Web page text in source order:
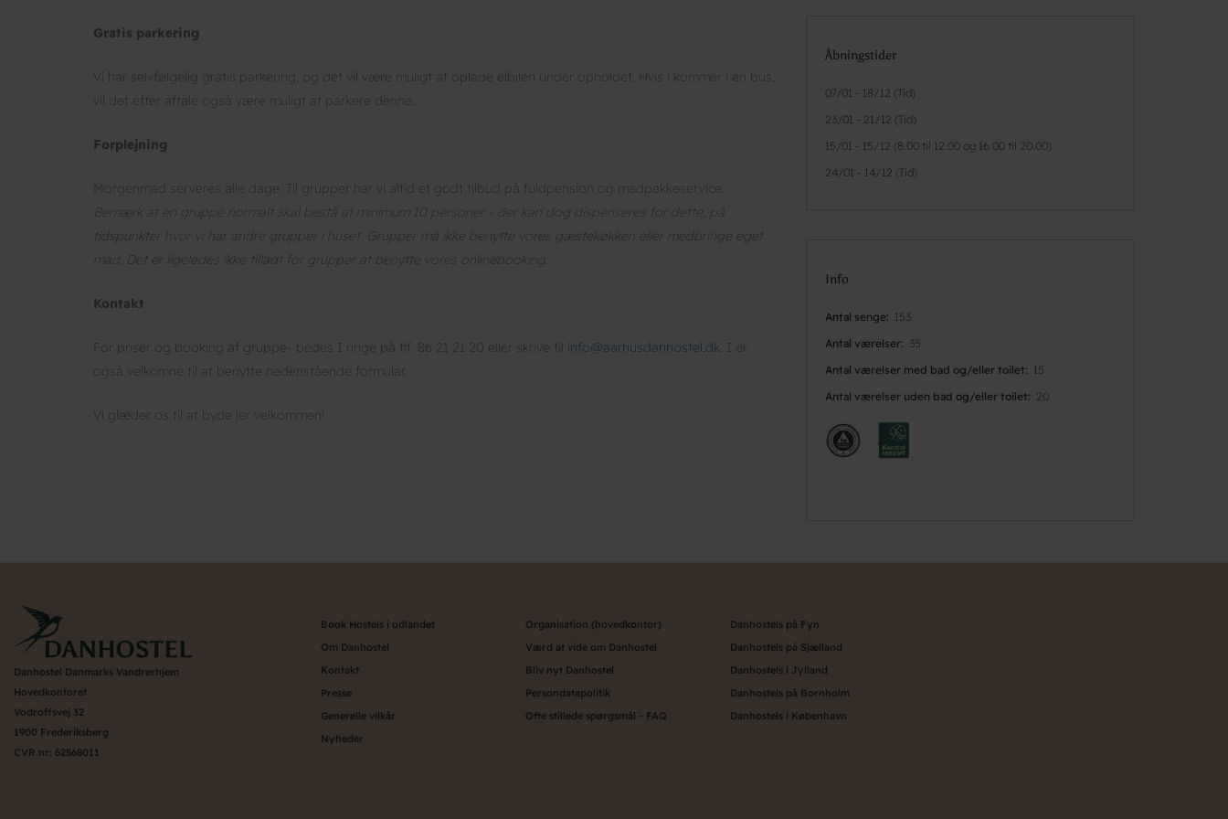
Gratis parkering
Vi har selvfølgelig gratis parkering, og det vil være muligt at oplade elbilen under opholdet. Hvis i kommer i en bus,
vil det efter aftale også være muligt at parkere denne.
Forplejning
Morgenmad serveres alle dage. Til grupper har vi altid et godt tilbud på fuldpension og madpakkeservice.
Bemærk at en gruppe normalt skal bestå af minimum 10 personer - der kan dog dispenseres for dette, på
tidspunkter hvor vi har andre grupper i huset. Grupper må ikke benytte vores gæstekøkken eller medbringe eget
mad. Det er ligeledes ikke tilladt for grupper at benytte vores onlinebooking.
Kontakt
For priser og booking af gruppe- bedes I ringe på tlf. 86 21 21 20 eller skrive til info@aarhusdanhostel.dk . I er
også velkomne til at benytte nedenstående formular.
Vi glæder os til at byde jer velkommen!
Åbningstider
07/01 - 18/12 (Tid)
23/01 - 21/12 (Tid)
15/01 - 15/12 (8.00 til 12.00 og 16.00 til 20.00)
24/01 - 14/12 (Tid)
Info
Antal senge
153
Antal værelser 35
Antal værelser med bad og/eller toilet
15
Antal værelser uden bad og/eller toilet
20
Danhostel Danmarks Vandrerhjem
Hovedkontoret
Vodroffsvej 32
1900 Frederiksberg
CVR nr: 62568011
Book Hostels i udlandet
Om Danhostel
Kontakt
Presse
Generelle vilkår
Nyheder
Organisation (hovedkontor)
Værd at vide om Danhostel
Bliv nyt Danhostel
Persondatapolitik
Ofte stillede spørgsmål - FAQ
Danhostels på Fyn
Danhostels på Sjælland
Danhostels i Jylland
Danhostels på Bornholm
Danhostels i København